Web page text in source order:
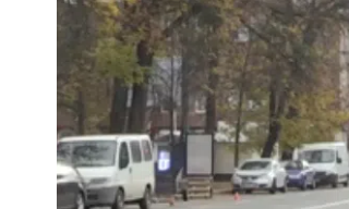
ПОЛІЦІЯ ПОЛТАВЩИНИ
ЛЮДМИЛУ ТИМЧЕНКО